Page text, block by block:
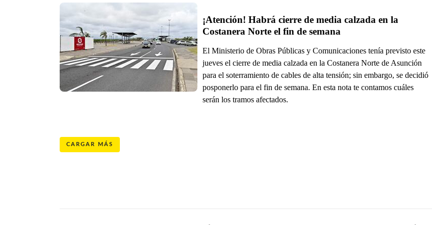
¡Atención! Habrá cierre de media calzada en la
Costanera Norte el fin de semana
El Ministerio de Obras Públicas y Comunicaciones tenía previsto este
jueves el cierre de media calzada en la Costanera Norte de Asunción
para el soterramiento de cables de alta tensión; sin embargo, se decidió
posponerlo para el fin de semana. En esta nota te contamos cuáles
serán los tramos afectados.
CARGAR MÁS